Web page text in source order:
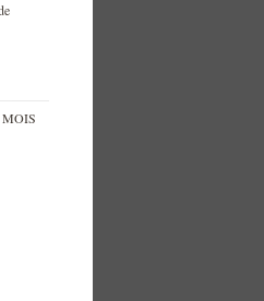
MOIS